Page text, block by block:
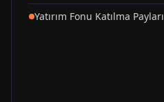
Yatırım Fonu Katılma Payları